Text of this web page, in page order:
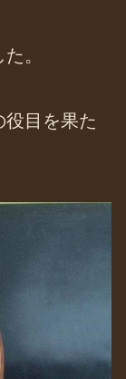
。
目を果た